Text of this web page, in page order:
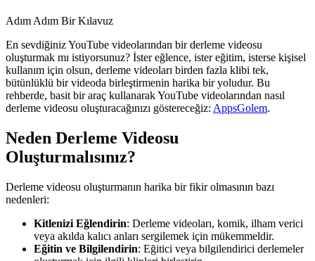
Adım Adım Bir Kılavuz
En sevdiğiniz YouTube videolarından bir derleme videosu
oluşturmak mı istiyorsunuz? İster eğlence, ister eğitim, isterse kişisel
kullanım için olsun, derleme videoları birden fazla klibi tek,
bütünlüklü bir videoda birleştirmenin harika bir yoludur. Bu
rehberde, basit bir araç kullanarak YouTube videolarından nasıl
derleme videosu oluşturacağınızı göstereceğiz: AppsGolem.
Neden Derleme Videosu
Oluşturmalısınız?
Derleme videosu oluşturmanın harika bir fikir olmasının bazı
nedenleri:
Kitlenizi Eğlendirin: Derleme videoları, komik, ilham verici
veya akılda kalıcı anları sergilemek için mükemmeldir.
Eğitin ve Bilgilendirin: Eğitici veya bilgilendirici derlemeler